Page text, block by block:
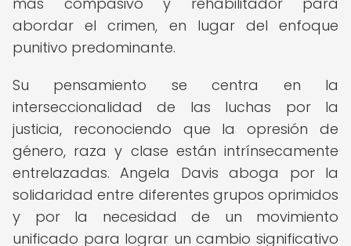
abordar el crimen, en lugar del enfoque
punitivo predominante.
Su pensamiento se centra en la
interseccionalidad de las luchas por la
justicia, reconociendo que la opresión de
género, raza y clase están intrínsecamente
entrelazadas. Angela Davis aboga por la
solidaridad entre diferentes grupos oprimidos
y por la necesidad de un movimiento
unificado para lograr un cambio significativo